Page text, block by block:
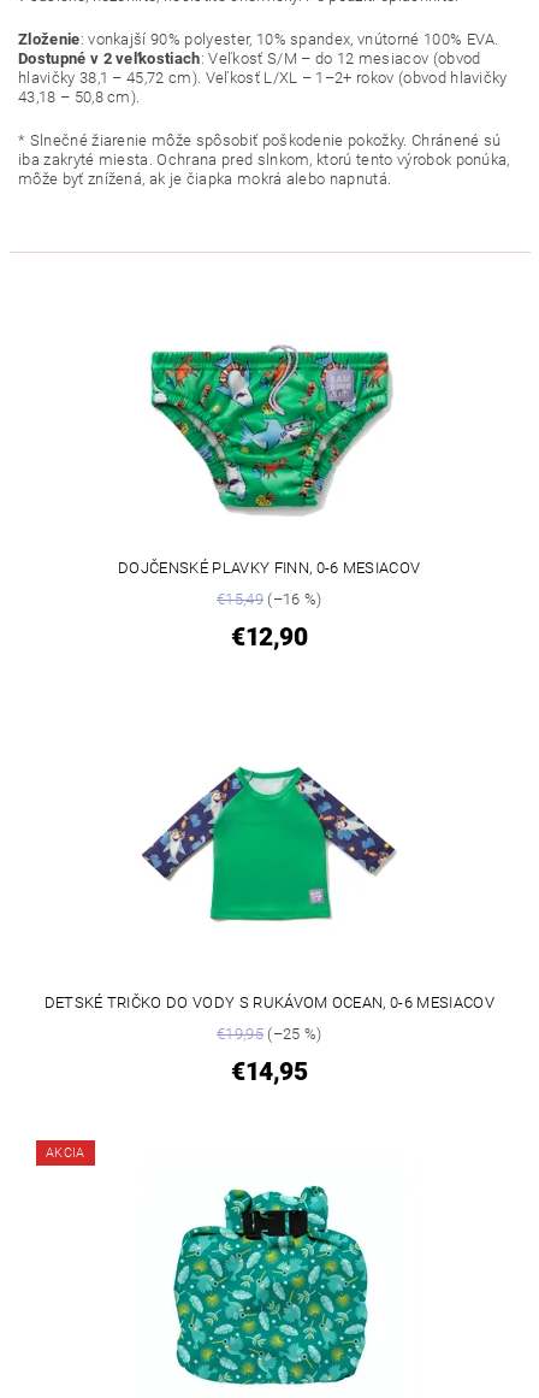
Zloženie: vonkajší 90% polyester, 10% spandex, vnútorné 100% EVA.
Dostupné v 2 veľkostiach: Veľkosť S/M – do 12 mesiacov (obvod
hlavičky 38,1 – 45,72 cm). Veľkosť L/XL – 1–2+ rokov (obvod hlavičky
43,18 – 50,8 cm).
* Slnečné žiarenie môže spôsobiť poškodenie pokožky. Chránené sú
iba zakryté miesta. Ochrana pred slnkom, ktorú tento výrobok ponúka,
môže byť znížená, ak je čiapka mokrá alebo napnutá.
DOJČENSKÉ PLAVKY FINN, 0-6 MESIACOV
€15,49(–16 %)
€12,90
DETSKÉ TRIČKO DO VODY S RUKÁVOM OCEAN, 0-6 MESIACOV
€19,95(–25 %)
€14,95
AKCIA